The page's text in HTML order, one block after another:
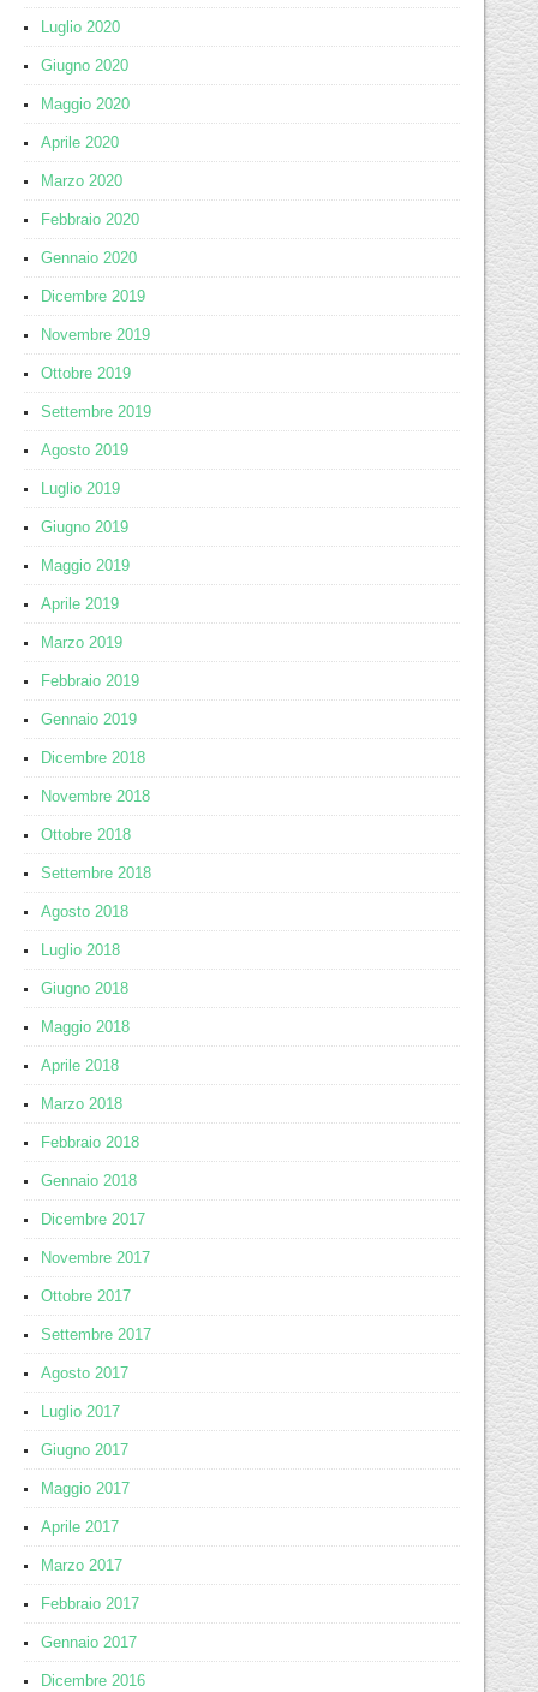
Luglio 2020
Giugno 2020
Maggio 2020
Aprile 2020
Marzo 2020
Febbraio 2020
Gennaio 2020
Dicembre 2019
Novembre 2019
Ottobre 2019
Settembre 2019
Agosto 2019
Luglio 2019
Giugno 2019
Maggio 2019
Aprile 2019
Marzo 2019
Febbraio 2019
Gennaio 2019
Dicembre 2018
Novembre 2018
Ottobre 2018
Settembre 2018
Agosto 2018
Luglio 2018
Giugno 2018
Maggio 2018
Aprile 2018
Marzo 2018
Febbraio 2018
Gennaio 2018
Dicembre 2017
Novembre 2017
Ottobre 2017
Settembre 2017
Agosto 2017
Luglio 2017
Giugno 2017
Maggio 2017
Aprile 2017
Marzo 2017
Febbraio 2017
Gennaio 2017
Dicembre 2016